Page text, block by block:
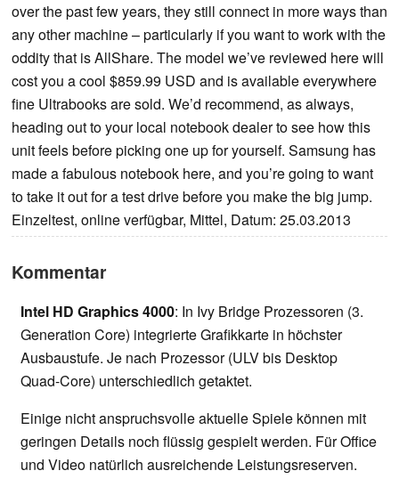
over the past few years, they still connect in more ways than
any other machine – particularly if you want to work with the
oddity that is AllShare. The model we’ve reviewed here will
cost you a cool $859.99 USD and is available everywhere
fine Ultrabooks are sold. We’d recommend, as always,
heading out to your local notebook dealer to see how this
unit feels before picking one up for yourself. Samsung has
made a fabulous notebook here, and you’re going to want
to take it out for a test drive before you make the big jump.
Einzeltest, online verfügbar, Mittel, Datum: 25.03.2013
Kommentar
Intel HD Graphics 4000: In Ivy Bridge Prozessoren (3.
Generation Core) integrierte Grafikkarte in höchster
Ausbaustufe. Je nach Prozessor (ULV bis Desktop
Quad-Core) unterschiedlich getaktet.
Einige nicht anspruchsvolle aktuelle Spiele können mit
geringen Details noch flüssig gespielt werden. Für Office
und Video natürlich ausreichende Leistungsreserven.